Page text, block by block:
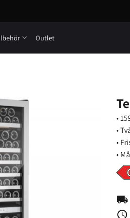
Outlet
•
•
•
•
local_shipping
access_time